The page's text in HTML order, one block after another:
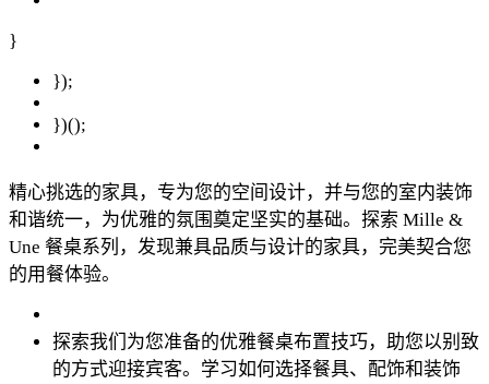
}
});
})();
精心挑选的家具，专为您的空间设计，并与您的室内装饰
和谐统一，为优雅的氛围奠定坚实的基础。探索 Mille &
Une 餐桌系列，发现兼具品质与设计的家具，完美契合您
的用餐体验。
探索我们为您准备的优雅餐桌布置技巧，助您以别致
的方式迎接宾客。学习如何选择餐具、配饰和装饰